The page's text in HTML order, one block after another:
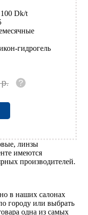
100 Dk/t
гидрогель
?
линзы
имеются
производителей.
в наших салонах
городу или выбрать
одна из самых